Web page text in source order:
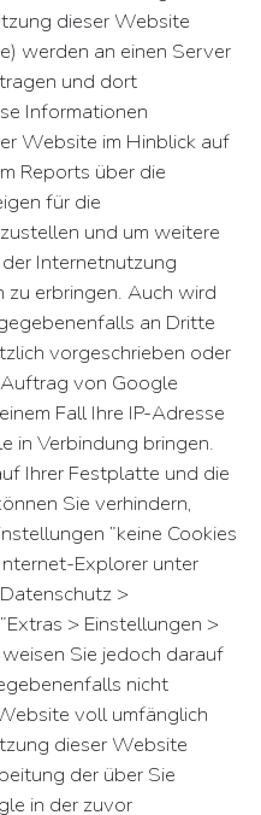
dieser Website
werden an einen Server
und dort
Informationen
Website im Hinblick auf
Reports über die
für die
und um weitere
Internetnutzung
erbringen. Auch wird
an Dritte
vorgeschrieben oder
von Google
Fall Ihre IP-Adresse
in Verbindung bringen.
Ihrer Festplatte und die
Sie verhindern,
”keine Cookies
Explorer unter
>
> Einstellungen >
Sie jedoch darauf
nicht
voll umfänglich
dieser Website
der über Sie
in der zuvor